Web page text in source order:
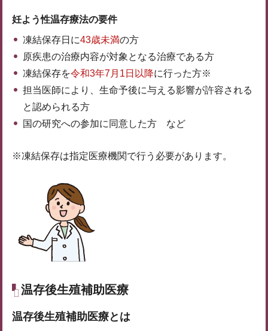
妊よう性温存療法の要件
凍結保存日に43歳未満の方
原疾患の治療内容が対象となる治療である方
凍結保存を令和3年7月1日以降に行った方※
担当医師により、生命予後に与える影響が許容される
と認められる方
国の研究への参加に同意した方 など
※凍結保存は指定医療機関で行う必要があります。
温存後生殖補助医療
温存後生殖補助医療とは